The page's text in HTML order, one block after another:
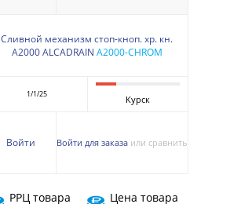
Сливной механизм стоп-кноп. хр. кн.
A2000 ALCADRAIN A2000-CHROM
1/1/25 Курск
Войти Войти для заказа или сравнить
Цена товара
РРЦ товара